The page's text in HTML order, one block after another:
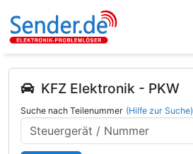
KFZ Elektronik - PKW
Suche nach Teilenummer (Hilfe zur Suche)